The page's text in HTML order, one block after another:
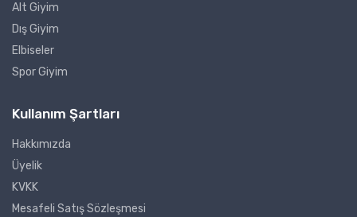
Alt Giyim
Dış Giyim
Elbiseler
Spor Giyim
Kullanım Şartları
Hakkımızda
Üyelik
KVKK
Mesafeli Satış Sözleşmesi